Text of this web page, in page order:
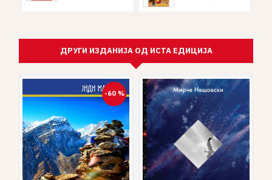
ДРУГИ ИЗДАНИЈА ОД ИСТА ЕДИЦИЈА
-60 %